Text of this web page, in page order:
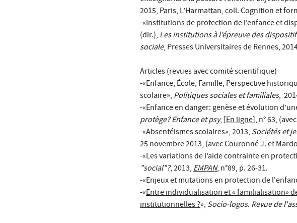
2015, Paris, L’Harmattan, coll. Cognition et
-«Institutions de protection de l’enfance et
(dir.), Les institutions à l’épreuve des
sociale, Presses Universitaires de Rennes,
Articles (revues avec comité scientifique)
-«Enfance, École, Famille, Perspective
scolaire», Politiques sociales et familiales,
-«Enfance en danger: genèse et évolution
protège? Enfance et psy, [En ligne], n° 63,
-«Absentéismes scolaires», 2013, Sociétés et
25 novembre 2013, (avec Couronné J. et
-«Les variations de l’aide contrainte en
"social"?, 2013,EMPAN, n°89, p. 26-31.
-«Enjeux et mutations en protection de
-«Entre individualisation et « familialisation»
institutionnelles ?», Socio-logos. Revue de